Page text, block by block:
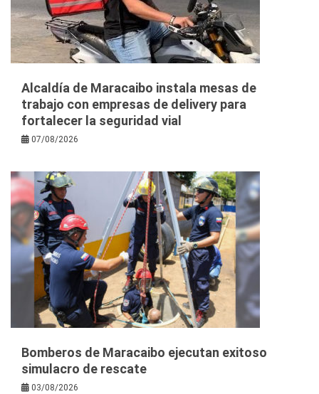
Alcaldía de Maracaibo instala mesas de
trabajo con empresas de delivery para
fortalecer la seguridad vial
07/08/2026
Bomberos de Maracaibo ejecutan exitoso
simulacro de rescate
03/08/2026